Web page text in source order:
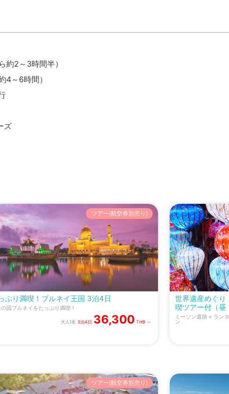
約2～3時間半）
4～6時間）
ズ
ぷり満喫！ブルネイ王国 3泊4日
国ブルネイをたっぷり満喫！
ツアー(航空券別売り)
大人1名 3泊4日 36,300 THB ～
世界遺産めぐり
喫ツアー付（昼
ミーソン遺跡 × ラン
ン
ツアー(航空券別売り)